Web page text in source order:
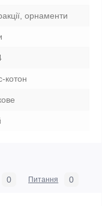
орнаменти
котон
0 Питання 0